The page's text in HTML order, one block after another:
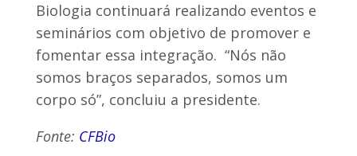
Biologia continuará realizando eventos e
seminários com objetivo de promover e
fomentar essa integração. “Nós não
somos braços separados, somos um
corpo só”, concluiu a presidente.
Fonte: CFBio